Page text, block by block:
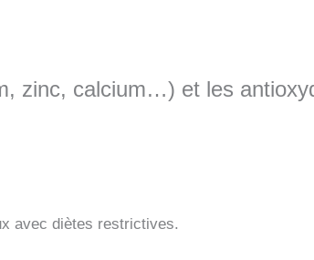
zinc, calcium…) et les
avec diètes restrictives.